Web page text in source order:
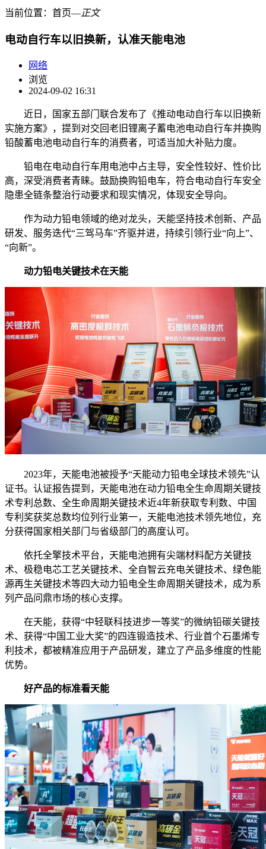
当前位置： 首页―正文
电动自行车以旧换新，认准天能电池
网络
浏览
2024-09-02 16:31
近日，国家五部门联合发布了《推动电动自行车以旧换新
实施方案》，提到对交回老旧锂离子蓄电池电动自行车并换购
铅酸蓄电池电动自行车的消费者，可适当加大补贴力度。
铅电在电动自行车用电池中占主导，安全性较好、性价比
高，深受消费者青睐。鼓励换购铅电车，符合电动自行车安全
隐患全链条整治行动要求和现实情况，体现安全导向。
作为动力铅电领域的绝对龙头，天能坚持技术创新、产品
研发、服务迭代“三驾马车”齐驱并进，持续引领行业“向上”、
“向新”。
动力铅电关键技术在天能
2023年，天能电池被授予“天能动力铅电全球技术领先”认
证书。认证报告提到，天能电池在动力铅电全生命周期关键技
术专利总数、全生命周期关键技术近4年新获取专利数、中国
专利奖获奖总数均位列行业第一，天能电池技术领先地位，充
分获得国家相关部门与省级部门的高度认可。
依托全擎技术平台，天能电池拥有尖端材料配方关键技
术、极稳电芯工艺关键技术、全自智云充电关键技术、绿色能
源再生关键技术等四大动力铅电全生命周期关键技术，成为系
列产品问鼎市场的核心支撑。
在天能，获得“中轻联科技进步一等奖”的微纳铅碳关键技
术、获得“中国工业大奖”的四连锻造技术、行业首个石墨烯专
利技术，都被精准应用于产品研发，建立了产品多维度的性能
优势。
好产品的标准看天能